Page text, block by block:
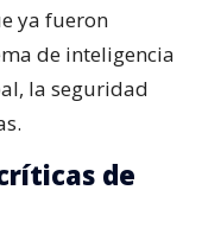
ya fueron
de inteligencia
la seguridad
de